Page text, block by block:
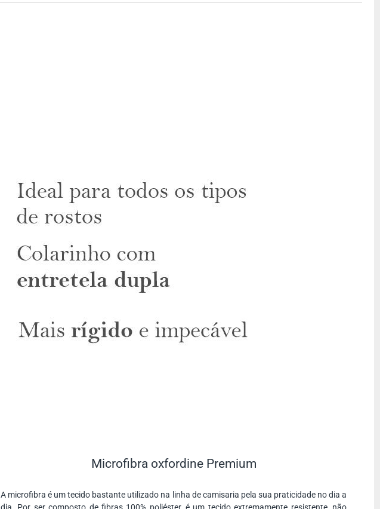
Microfibra oxfordine Premium
A microfibra é um tecido bastante utilizado na linha de camisaria pela sua praticidade no dia a